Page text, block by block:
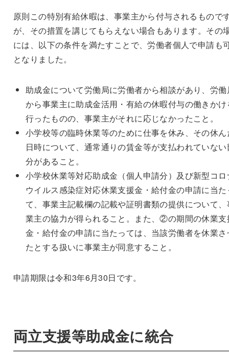
原則この特別有給休暇は、事業主から付与されるもので
が、その措置を講じてもらえない場合もあります。その
には、以下の条件を満たすことで、労働者個人で申請も
となりました。
助成金について労働局に労働者から相談があり、労働
から事業主に助成金活用・有給の休暇付与の働きかけ
行ったものの、事業主がそれに応じなかったこと。
小学校等の臨時休業等のために仕事を休み、その休ん
日時について、通常通りの賃金等が支払われていない
分があること。
小学校休業等対応助成金（個人申請分）及び新型コロ
ウイルス感染症対応休業支援金・給付金の申請に当た
て、事業主記載欄の記載や証明書類の提供について、
業主の協力が得られること。また、②の期間の休業支
金・給付金の申請に当たっては、当該労働者を休業さ
たとする扱いに事業主が同意すること。
申請期限は令和3年6月30日です。
両立支援等助成金に統合